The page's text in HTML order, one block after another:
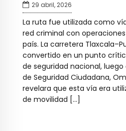
29 abril, 2026
La ruta fue utilizada como
red criminal con
país. La carretera
convertido en un punto
de seguridad nacional,
de Seguridad Ciudadana,
revelara que esta vía era
de movilidad […]